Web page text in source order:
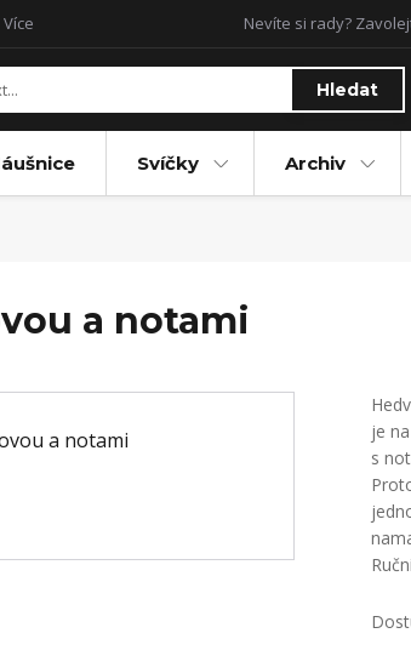
Více
Hledat
Nevíte si rady?
Svíčky Archiv
a notami
je
s